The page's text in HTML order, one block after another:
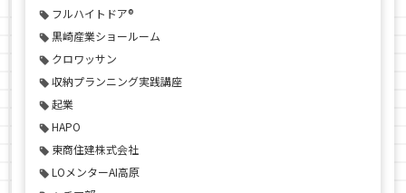
フルハイトドア®
黒崎産業ショールーム
クロワッサン
収納プランニング実践講座
起業
HAPO
東商住建株式会社
LOメンターAI高原